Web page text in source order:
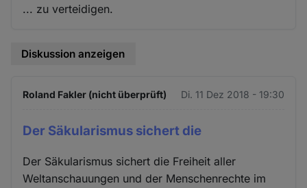
... zu verteidigen.
Diskussion anzeigen
Roland Fakler (nicht überprüft) Di. 11 Dez 2018 - 19:30
Der Säkularismus sichert die
Der Säkularismus sichert die Freiheit aller
Weltanschauungen und der Menschenrechte im